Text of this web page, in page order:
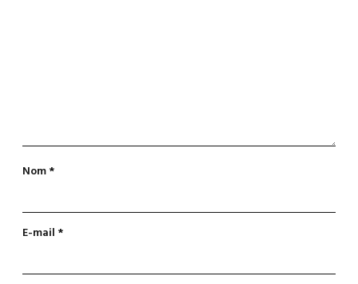
Nom*
E-mail *